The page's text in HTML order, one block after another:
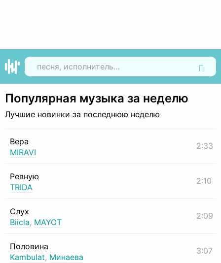
Популярная музыка за неделю
Лучшие новинки за последнюю неделю
Вера
MIRAVI
2:33
Ревную
TRIDA
2:10
Слух
Biicla, MAYOT
2:09
Половина
Kambulat, Минаева
3:07